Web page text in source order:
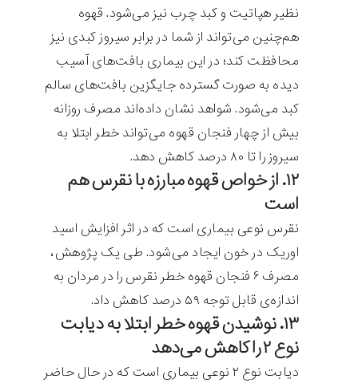
نظیر هپاتیت و کبد چرب نیز می‌شود. قهوه
هم‌چنین می‌تواند از شما در برابر سیروز کبدی نیز
محافظت کند؛ در این بیماری بافت‌های آسیب
دیده به صورت گسترده جایگزین بافت‌های سالم
کبد می‌شود. شواهد نشان داده‌اند مصرف روزانه
بیش از چهار فنجان قهوه می‌تواند خطر ابتلا به
سیروز را تا ۸۰ درصد کاهش دهد.
۱۲. از خواص قهوه مبارزه با نقرس هم
است
نقرس نوعی بیماری است که در اثر افزایش اسید
اوریک در خون ایجاد می‌شود. طی یک پژوهش،
مصرف ۶ فنجان قهوه خطر نقرس را در مردان به
اندازه‌ی قابل توجه ۵۹ درصد کاهش داد.
۱۳. نوشیدن قهوه خطر ابتلا به دیابت
نوع ۲ را کاهش می‌دهد
دیابت نوع ۲ نوعی بیماری است که در حال حاضر